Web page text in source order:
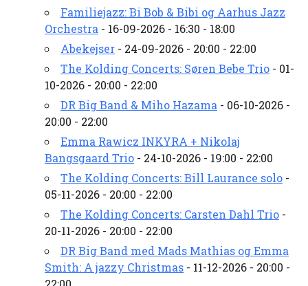
Familiejazz: Bi Bob & Bibi og Aarhus Jazz
Orchestra - 16-09-2026 - 16:30 - 18:00
Abekejser - 24-09-2026 - 20:00 - 22:00
The Kolding Concerts: Søren Bebe Trio - 01-
10-2026 - 20:00 - 22:00
DR Big Band & Miho Hazama - 06-10-2026 -
20:00 - 22:00
Emma Rawicz INKYRA + Nikolaj
Bangsgaard Trio - 24-10-2026 - 19:00 - 22:00
The Kolding Concerts: Bill Laurance solo -
05-11-2026 - 20:00 - 22:00
The Kolding Concerts: Carsten Dahl Trio -
20-11-2026 - 20:00 - 22:00
DR Big Band med Mads Mathias og Emma
Smith: A jazzy Christmas - 11-12-2026 - 20:00 -